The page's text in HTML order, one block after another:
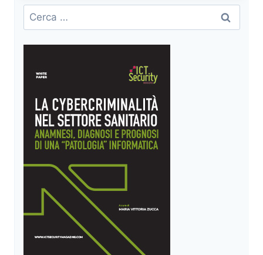
ANDATE?
BITCOIN!
OVVERO
OF
THINGS…
Ricerca
per: